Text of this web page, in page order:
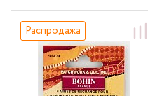
Распродажа